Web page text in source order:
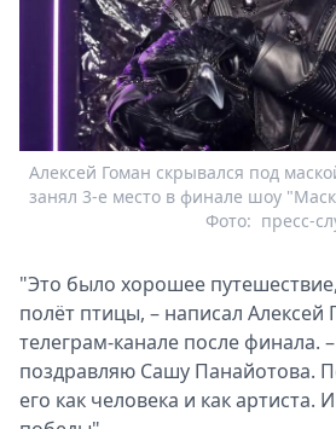
Алексей Гоман скрывался под
занял 3-е место в финале шоу
пресс-
Фото:
"Это было хорошее
полёт птицы, – написал Алексей
телеграм-канале после финала.
поздравляю Сашу Панайотова.
его как человека и как артиста.